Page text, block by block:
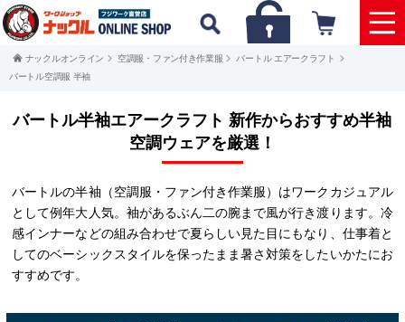
ナックルオンライン 空調服・ファン付き作業服
バートル エアークラフト
バートル空調服 半袖
バートル半袖エアークラフト 新作からおすすめ半袖
空調ウェアを厳選！
バートルの半袖（空調服・ファン付き作業服）はワークカジュアル
として例年大人気。袖があるぶん二の腕まで風が行き渡ります。冷
感インナーなどの組み合わせで夏らしい見た目にもなり、仕事着と
してのベーシックスタイルを保ったまま暑さ対策をしたいかたにお
すすめです。